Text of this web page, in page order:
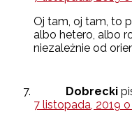
Oj tam, oj tam, to
albo hetero, albo
niezależnie od
Dobrecki
7 listopada, 2019